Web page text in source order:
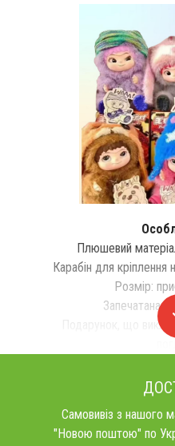
Плюшевий
Карабін для
Розмір:
Запечатана
Подарунок, що
Самовивіз з нашого
"Новою поштою" по